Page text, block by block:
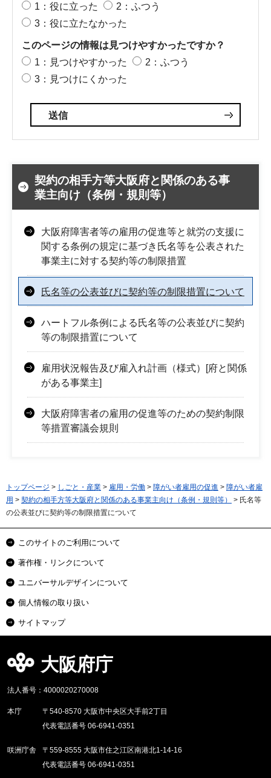
1：役に立った
2：ふつう
3：役に立たなかった
このページの情報は見つけやすかったですか？
1：見つけやすかった
2：ふつう
3：見つけにくかった
契約の相手方等大阪府と関係のある事
業主向け（条例・規則等）
大阪府障害者等の雇用の促進等と就労の支援に
関する条例の規定に基づき氏名等を公表された
事業主に対する契約等の制限措置
氏名等の公表並びに契約等の制限措置について
ハートフル条例による氏名等の公表並びに契約
等の制限措置について
雇用状況報告及び雇入れ計画（様式）[府と関係
がある事業主]
大阪府障害者の雇用の促進等のための契約制限
等措置審議会規則
トップページ > しごと・産業 > 雇用・労働 > 障がい者雇用の促進 > 障がい者雇
用 > 契約の相手方等大阪府と関係のある事業主向け（条例・規則等）
> 氏名等
の公表並びに契約等の制限措置について
このサイトのご利用について
著作権・リンクについて
ユニバーサルデザインについて
個人情報の取り扱い
サイトマップ
大阪府庁
法人番号：4000020270008
本庁
〒540-8570 大阪市中央区大手前2丁目
代表電話番号 06-6941-0351
咲洲庁舎
〒559-8555 大阪市住之江区南港北1-14-16
代表電話番号 06-6941-0351